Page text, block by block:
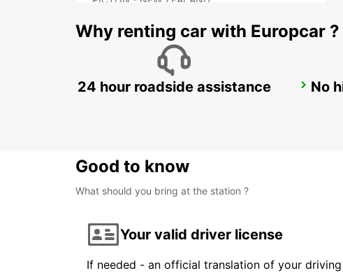
ROTORUA AIRPORT
Why renting car with Europcar ?
24 hour roadside assistance No
Good to know
What should you bring at the station ?
Your valid driver license
If needed - an official translation of your